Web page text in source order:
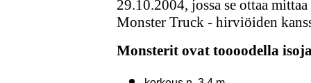
29.10.2004, jossa se ottaa
Monster Truck - hirviöiden
Monsterit ovat toooodella